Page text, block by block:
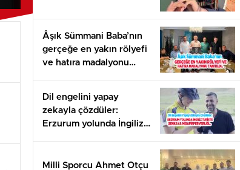
Âşık Sümmani Baba’nın
gerçeğe en yakın rölyefi
ve hatıra madalyonu
Dil engelini yapay
zekayla çözdüler:
Erzurum yolunda İngiliz
Milli Sporcu Ahmet Otçu